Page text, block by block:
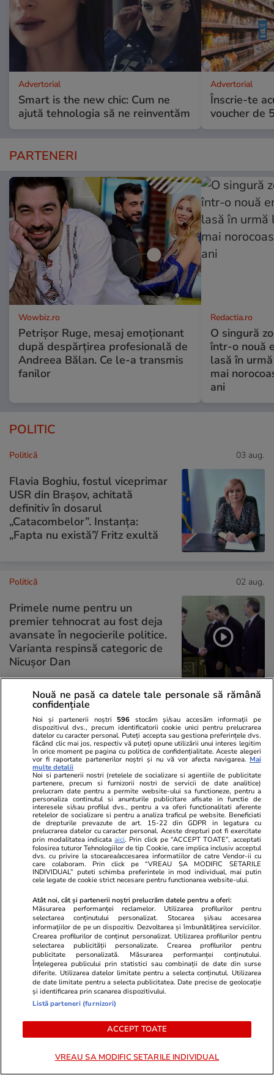
Advertorial
Smart is the new chic: Cum ne
ajută tehnologia să ne reinventăm
Advertorial
Înscrie-te
voucher de
PARTENERI
Wowbiz.ro
Petrișor Ruge, mesaj emoționant
după despărțirea profesională de
Andreea Bălan. Ce le-a transmis
fanilor
Redactia.ro
O singură
într-o nouă
lasă în
mai
ani
POLITIC
Politică 03 aug.
Flavia Boghiu, fostul viceprimar
USR din Brașov, achitată
definitiv în dosarul
„Catacombelor”. Instanța:
„Fapta nu există”/ Fritz exultă
Politică 02 aug.
Primele nume pentru un
premier tehnocrat au fost deja
avansate în negocierile politice.
Varianta respinsă categoric de
Nicușor Dan
PARTENERI
ZiaruldeIasi.ro
elevă din rural cu o medie de top
la Evaluarea Națională a ales un
liceu tehnologic. „Este o
nebuloasă și pentru noi”
Fanatik.ro
cu care
american și
Vrei să îți fac o rețetă?
Nouă ne pasă ca datele tale personale să rămână
confidențiale
Noi și partenerii noștri 596 stocăm și/sau accesăm informații pe
dispozitivul dvs., precum identificatorii cookie unici pentru prelucrarea
datelor cu caracter personal. Puteți accepta sau gestiona preferințele dvs.
făcând clic mai jos, respectiv vă puteți opune utilizării unui interes legitim
în orice moment pe pagina cu politica de confidențialitate. Aceste alegeri
vor fi raportate partenerilor noștri și nu vă vor afecta navigarea. Mai
multe detalii
Noi si partenerii nostri (retelele de socializare si agentiile de publicitate
partenere, precum si furnizorii nostri de servicii de date analitice)
prelucram date pentru a permite website-ului sa functioneze, pentru a
personaliza continutul si anunturile publicitare afisate in functie de
interesele si/sau profilul dvs., pentru a va oferi functionalitati aferente
retelelor de socializare si pentru a analiza traficul pe website. Beneficiati
de drepturile prevazute de art. 15-22 din GDPR in legatura cu
prelucrarea datelor cu caracter personal. Aceste drepturi pot fi exercitate
prin modalitatea indicataaici. Prin click pe “ACCEPT TOATE”, acceptati
folosirea tuturor Tehnologiilor de tip Cookie, care implica inclusiv acceptul
dvs. cu privire la stocarea/accesarea informatiilor de catre Vendor-ii cu
care colaboram. Prin click pe “VREAU SA MODIFIC SETARILE
INDIVIDUAL” puteti schimba preferintele in mod individual, mai putin
cele legate de cookie strict necesare pentru functionarea website-ului.
Atât noi, cât și partenerii noștri prelucrăm datele pentru a oferi:
Măsurarea performanței reclamelor. Utilizarea profilurilor pentru
selectarea conținutului personalizat. Stocarea și/sau accesarea
informațiilor de pe un dispozitiv. Dezvoltarea și îmbunătățirea serviciilor.
Crearea profilurilor de conținut personalizat. Utilizarea profilurilor pentru
selectarea publicității personalizate. Crearea profilurilor pentru
publicitate personalizată. Măsurarea performanței conținutului.
Înțelegerea publicului prin statistici sau combinații de date din surse
diferite. Utilizarea datelor limitate pentru a selecta conținutul. Utilizarea
de date limitate pentru a selecta publicitatea. Date precise de geolocație
și identificarea prin scanarea dispozitivului.
Listă parteneri (furnizori)
ACCEPT TOATE
VREAU SA MODIFIC SETARILE INDIVIDUAL